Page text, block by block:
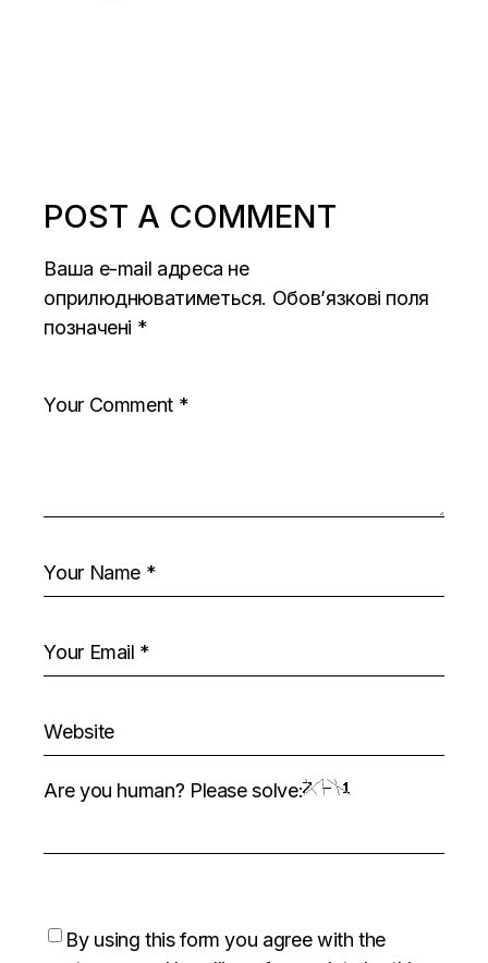
POST A COMMENT
Ваша e-mail адреса не
оприлюднюватиметься. Обов’язкові поля
позначені *
Are you human? Please solve:
By using this form you agree with the